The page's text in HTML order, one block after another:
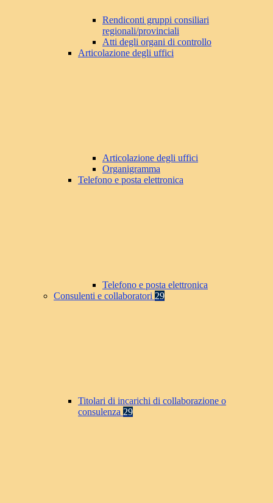
Rendiconti gruppi consiliari
regionali/provinciali
Atti degli organi di controllo
Articolazione degli uffici
Articolazione degli uffici
Organigramma
Telefono e posta elettronica
Telefono e posta elettronica
Consulenti e collaboratori 29
Titolari di incarichi di collaborazione o
consulenza 29